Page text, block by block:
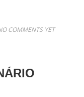
COMMENTS YET